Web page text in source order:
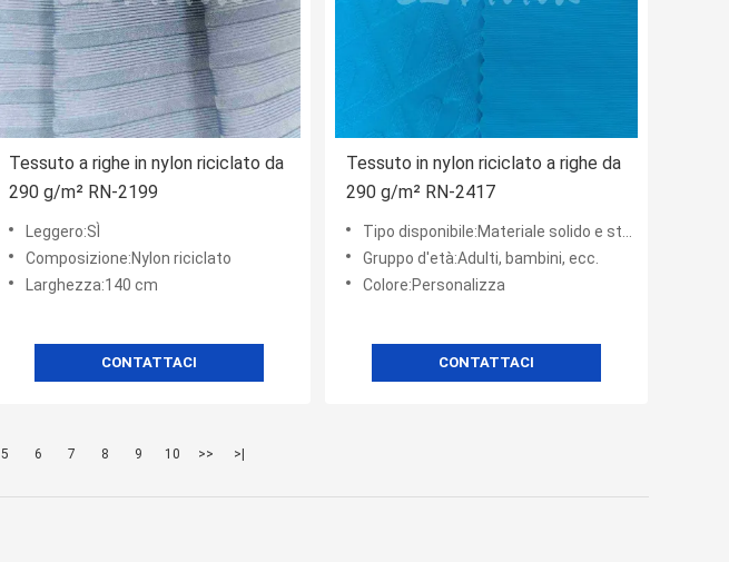
Tessuto a righe in nylon riciclato da
290 g/m² RN-2199
Leggero:SÌ
Composizione:Nylon riciclato
Larghezza:140 cm
CONTATTACI
Tessuto in nylon riciclato a righe da
290 g/m² RN-2417
Tipo disponibile:Materiale solido e stampa
Gruppo d'età:Adulti, bambini, ecc.
Colore:Personalizza
CONTATTACI
5 6 7 8 9 10 >> >|